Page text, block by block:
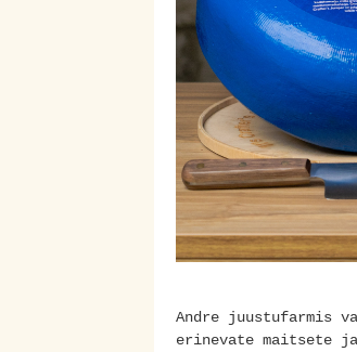
Andre juustufarmis
erinevate maitsete